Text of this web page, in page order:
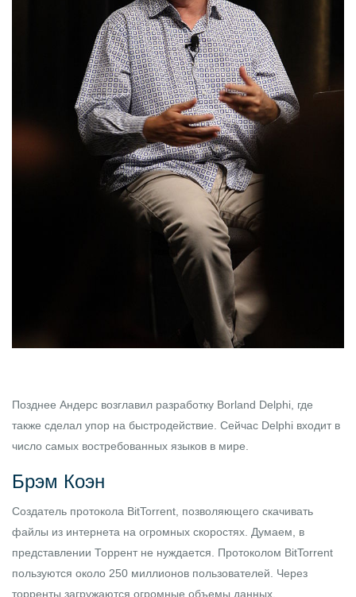
Позднее Андерс возглавил разработку Borland Delphi, где
также сделал упор на быстродействие. Сейчас Delphi входит в
число самых востребованных языков в мире.
Брэм Коэн
Создатель протокола BitTorrent, позволяющего скачивать
файлы из интернета на огромных скоростях. Думаем, в
представлении Торрент не нуждается. Протоколом BitTorrent
пользуются около 250 миллионов пользователей. Через
торренты загружаются огромные объемы данных.